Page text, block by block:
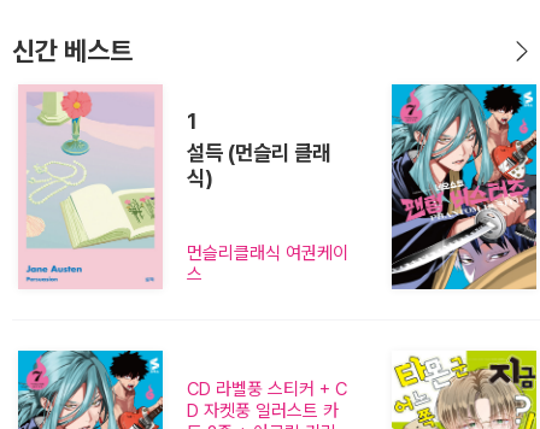
신간 베스트
1
설득 (먼슬리 클래
식)
먼슬리클래식 여권케이
스
2
팬텀 버스터즈 7 (한
CD 라벨풍 스티커 + C
D 자켓풍 일러스트 카